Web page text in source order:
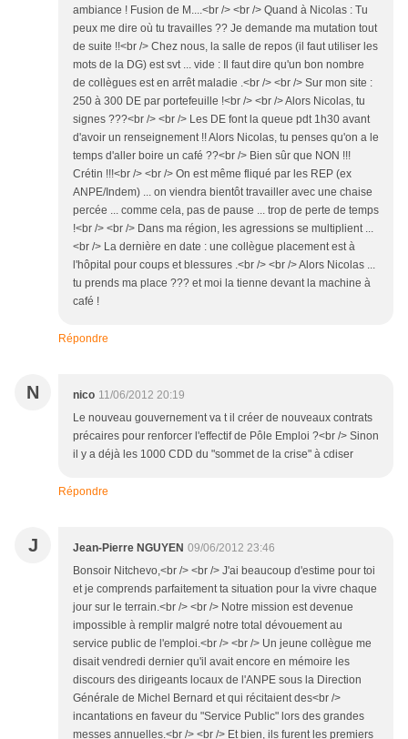
ambiance ! Fusion de M....<br /> <br /> Quand à Nicolas : Tu
peux me dire où tu travailles ?? Je demande ma mutation tout
de suite !!<br /> Chez nous, la salle de repos (il faut utiliser les
mots de la DG) est svt ... vide : Il faut dire qu'un bon nombre
de collègues est en arrêt maladie .<br /> <br /> Sur mon site :
250 à 300 DE par portefeuille !<br /> <br /> Alors Nicolas, tu
signes ???<br /> <br /> Les DE font la queue pdt 1h30 avant
d'avoir un renseignement !! Alors Nicolas, tu penses qu'on a le
temps d'aller boire un café ??<br /> Bien sûr que NON !!!
Crétin !!!<br /> <br /> On est même fliqué par les REP (ex
ANPE/Indem) ... on viendra bientôt travailler avec une chaise
percée ... comme cela, pas de pause ... trop de perte de temps
!<br /> <br /> Dans ma région, les agressions se multiplient ...
<br /> La dernière en date : une collègue placement est à
l'hôpital pour coups et blessures .<br /> <br /> Alors Nicolas ...
tu prends ma place ??? et moi la tienne devant la machine à
café !
Répondre
N nico 11/06/2012 20:19
Le nouveau gouvernement va t il créer de nouveaux contrats
précaires pour renforcer l'effectif de Pôle Emploi ?<br /> Sinon
il y a déjà les 1000 CDD du "sommet de la crise" à cdiser
Répondre
J Jean-Pierre NGUYEN 09/06/2012 23:46
Bonsoir Nitchevo,<br /> <br /> J'ai beaucoup d'estime pour toi
et je comprends parfaitement ta situation pour la vivre chaque
jour sur le terrain.<br /> <br /> Notre mission est devenue
impossible à remplir malgré notre total dévouement au
service public de l'emploi.<br /> <br /> Un jeune collègue me
disait vendredi dernier qu'il avait encore en mémoire les
discours des dirigeants locaux de l'ANPE sous la Direction
Générale de Michel Bernard et qui récitaient des<br />
incantations en faveur du "Service Public" lors des grandes
messes annuelles.<br /> <br /> Et bien, ils furent les premiers